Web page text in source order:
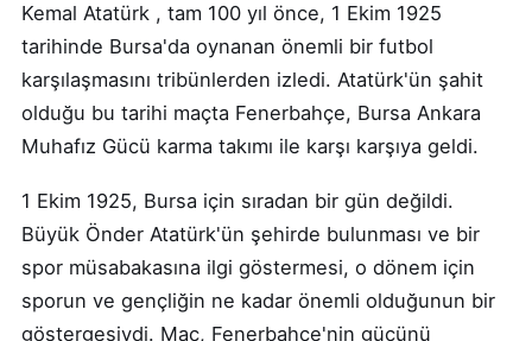
Kemal Atatürk , tam 100 yıl önce, 1 Ekim 1925
tarihinde Bursa'da oynanan önemli bir futbol
karşılaşmasını tribünlerden izledi. Atatürk'ün şahit
olduğu bu tarihi maçta Fenerbahçe, Bursa Ankara
Muhafız Gücü karma takımı ile karşı karşıya geldi.
1 Ekim 1925, Bursa için sıradan bir gün değildi.
Büyük Önder Atatürk'ün şehirde bulunması ve bir
spor müsabakasına ilgi göstermesi, o dönem için
sporun ve gençliğin ne kadar önemli olduğunun bir
göstergesiydi. Maç, Fenerbahçe'nin gücünü